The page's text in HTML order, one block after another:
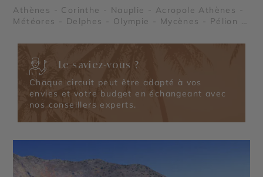
Athènes - Corinthe - Nauplie - Acropole Athènes -
Météores - Delphes - Olympie - Mycènes - Pélion -
Le saviez-vous ?
Chaque circuit peut être adapté à vos
envies et votre budget en échangeant avec
nos conseillers experts.